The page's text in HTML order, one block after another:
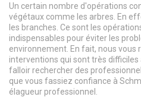
Un certain nombre d'opérations
végétaux comme les arbres. En
les branches. Ce sont les
indispensables pour éviter les
environnement. En fait, nous vous
interventions qui sont très difficiles
falloir rechercher des
que vous fassiez confiance à
élagueur professionnel.